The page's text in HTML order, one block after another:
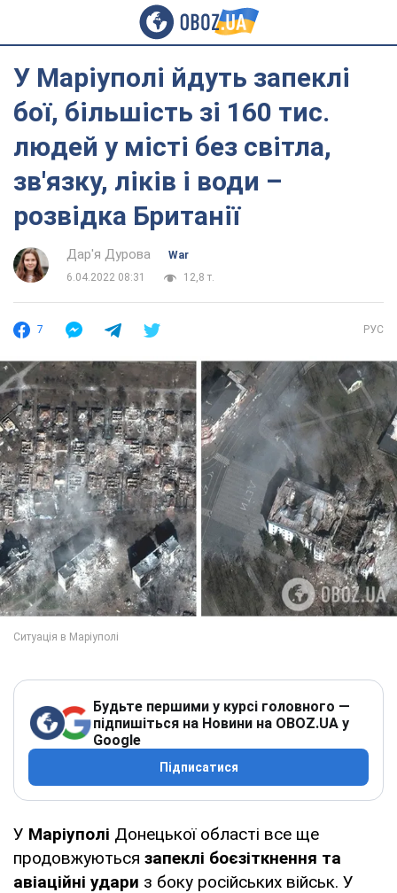
У Маріуполі йдуть запеклі
бої, більшість зі 160 тис.
людей у місті без світла,
зв'язку, ліків і води –
розвідка Британії
Дар'я Дурова
War
6.04.2022 08:31
12,8 т.
7 РУС
Будьте першими у курсі головного —
підпишіться на Новини на OBOZ.UA у
Google
Підписатися
У Маріуполі Донецької області все ще
продовжуються запеклі боєзіткнення та
авіаційні удари з боку російських військ. У